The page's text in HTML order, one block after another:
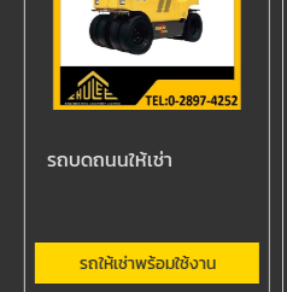
รถบดถนนให้เช่า
รถให้เช่าพร้อมใช้งาน